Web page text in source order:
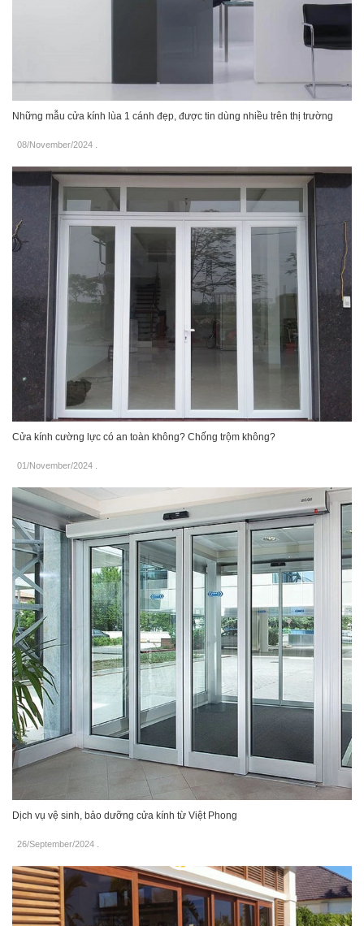
Những mẫu cửa kính lùa 1 cánh đẹp, được tin dùng nhiều trên thị trường
08/November/2024
Cửa kính cường lực có an toàn không? Chống trộm không?
01/November/2024
Dịch vụ vệ sinh, bảo dưỡng cửa kính từ Việt Phong
26/September/2024